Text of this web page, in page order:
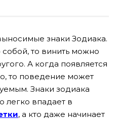
знаки Зодиака.
собой, то винить можно
А когда появляется
то поведение может
Знаки зодиака
легко впадает в
, а кто даже начинает